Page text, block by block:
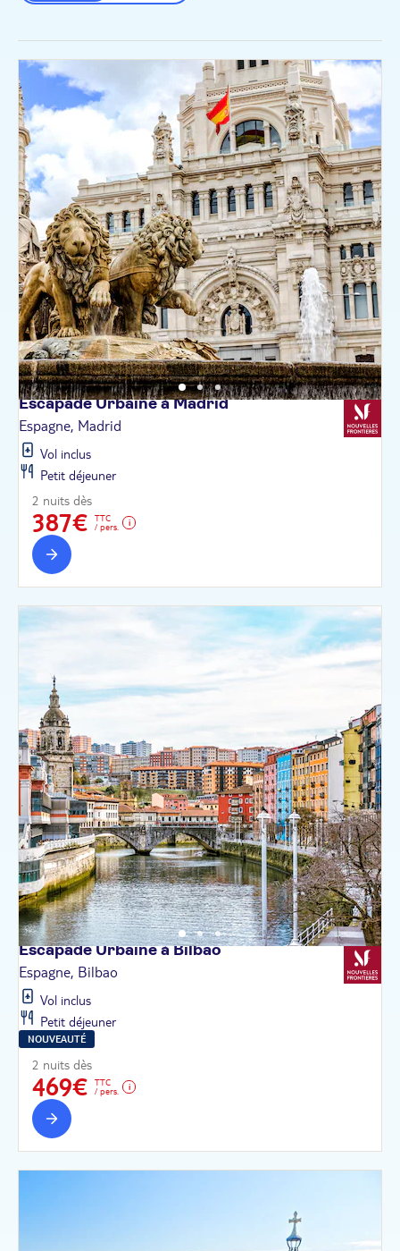
Escapade Urbaine àMadrid
Espagne, Madrid
Vol inclus
Petit déjeuner
2 nuits dès
387€
TTC
/ pers.
Escapade Urbaine àBilbao
Espagne, Bilbao
Vol inclus
Petit déjeuner
NOUVEAUTÉ
2 nuits dès
469€
TTC
/ pers.